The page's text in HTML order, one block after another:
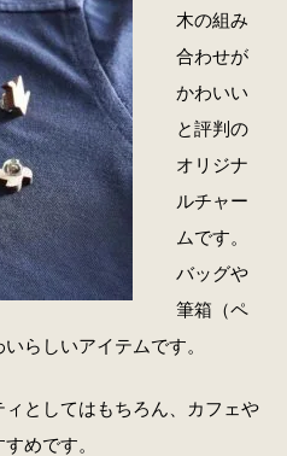
木の組み
合わせが
かわいい
と評判の
オリジナ
ルチャー
ムです。
バッグや
筆箱（ペ
らしいアイテムです。
としてはもちろん、カフェや
めです。